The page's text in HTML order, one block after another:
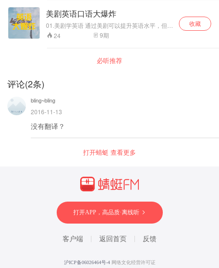
程。
美剧英语口语大爆炸
01.美剧学英语 通过美剧可以提升英语水平，但一
定要掌握好学习方法。一集美剧30-40分钟，很多
学生专注于剧情，而忽略了其中最有效经典的场
经典的场景，让大家高效的学习英语。 02.打卡纠
24 9期
收藏
必听推荐
评论(2条)
bling~bling
2016-11-13
没有翻译？
打开蜻蜓 查看更多
打开APP，高品质·离线听
客户端 返回首页 反馈
沪ICP备06026464号-4 网络文化经营许可证